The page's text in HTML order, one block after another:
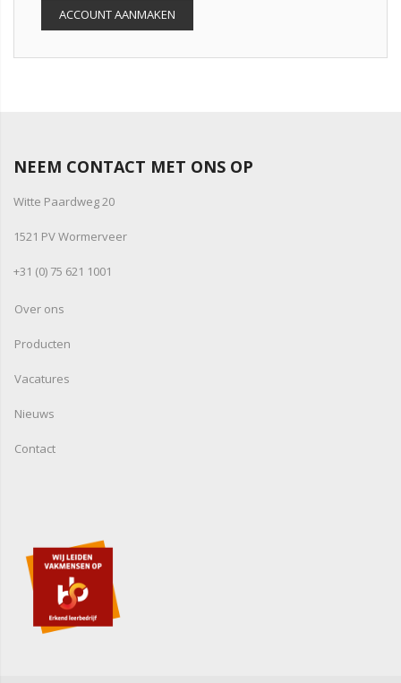
ACCOUNT AANMAKEN
NEEM CONTACT MET ONS OP
Witte Paardweg 20
1521 PV Wormerveer
+31 (0) 75 621 1001
Over ons
Producten
Vacatures
Nieuws
Contact